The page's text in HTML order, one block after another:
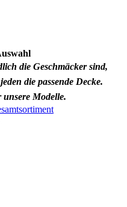
die Geschmäcker sind,
die passende Decke.
unsere Modelle.